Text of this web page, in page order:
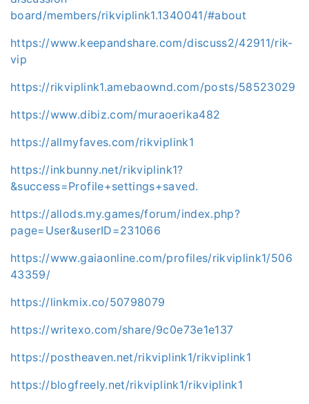
board/members/rikviplink1.1340041/#about
https://www.keepandshare.com/discuss2/42911/rik-
vip
https://rikviplink1.amebaownd.com/posts/58523029
https://www.dibiz.com/muraoerika482
https://allmyfaves.com/rikviplink1
https://inkbunny.net/rikviplink1?
&success=Profile+settings+saved.
https://allods.my.games/forum/index.php?
page=User&userID=231066
https://www.gaiaonline.com/profiles/rikviplink1/506
43359/
https://linkmix.co/50798079
https://writexo.com/share/9c0e73e1e137
https://postheaven.net/rikviplink1/rikviplink1
https://blogfreely.net/rikviplink1/rikviplink1